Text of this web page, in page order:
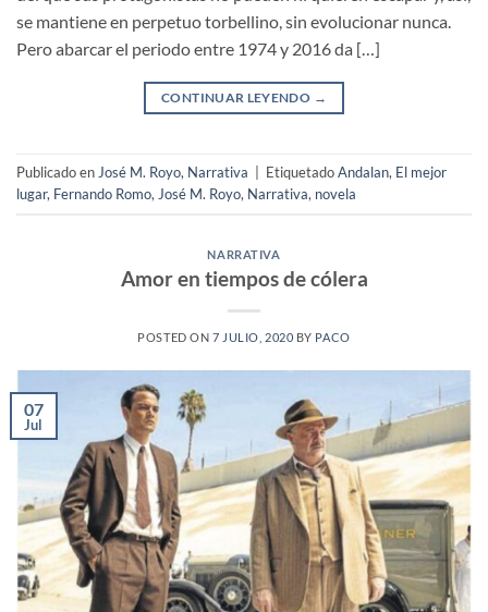
se mantiene en perpetuo torbellino, sin evolucionar nunca.
Pero abarcar el periodo entre 1974 y 2016 da […]
CONTINUAR LEYENDO →
Publicado en José M. Royo, Narrativa EtiquetadoAndalan, El mejor
lugar, Fernando Romo, José M. Royo, Narrativa, novela
NARRATIVA
Amor en tiempos de cólera
POSTED ON 7 JULIO, 2020 BY PACO
07
Jul